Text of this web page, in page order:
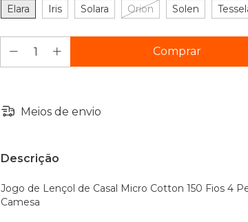
Elara
Iris Solara Orion Solen
Meios de envio
Descrição
Jogo de Lençol de Casal Micro Cotton 150 Fios 4
Camesa